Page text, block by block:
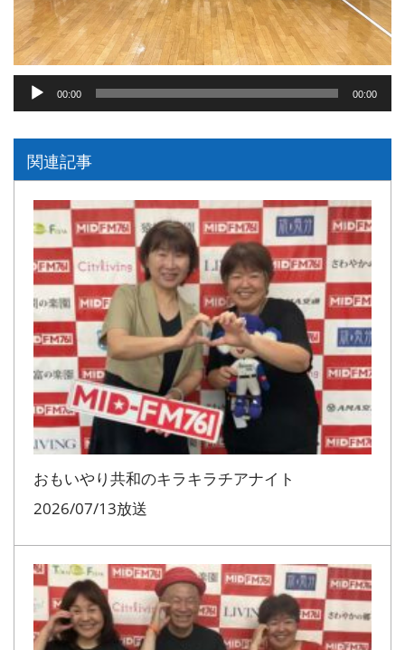
声
プ
ー
00:00 00:00
関連記事
おもいやり共和のキラキラチアナイト
2026/07/13放送